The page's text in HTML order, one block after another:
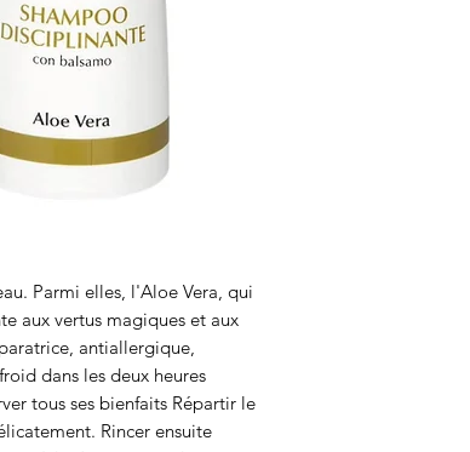
Parmi elles, l'Aloe Vera, qui
aux vertus magiques et aux
antiallergique,
dans les deux heures
tous ses bienfaits Répartir le
Rincer ensuite